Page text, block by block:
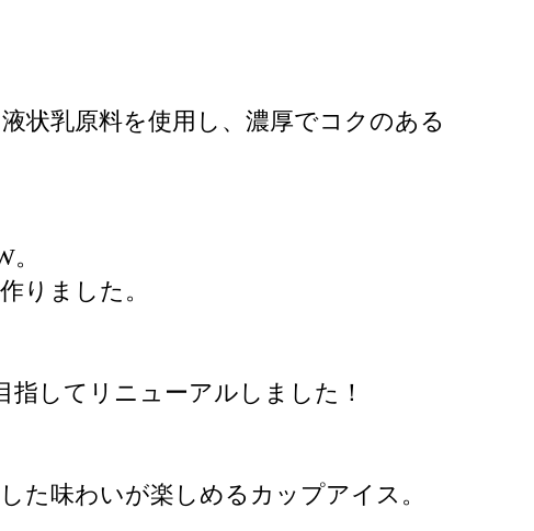
状乳原料を使用し、濃厚でコクのある
りました。
してリニューアルしました！
た味わいが楽しめるカップアイス。